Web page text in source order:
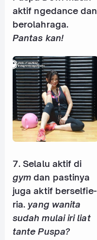
aktif ngedance dan
berolahraga.
Pantas kan!
7. Selalu aktif di
gym dan pastinya
juga aktif berselfie-
ria. yang wanita
sudah mulai iri liat
tante Puspa?